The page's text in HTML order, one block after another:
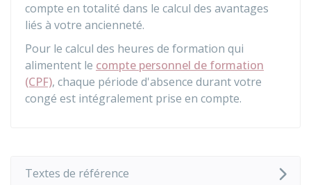
compte en totalité dans le calcul des avantages
liés à votre ancienneté.
Pour le calcul des heures de formation qui
alimentent le compte personnel de formation
(CPF), chaque période d'absence durant votre
congé est intégralement prise en compte.
Textes de référence